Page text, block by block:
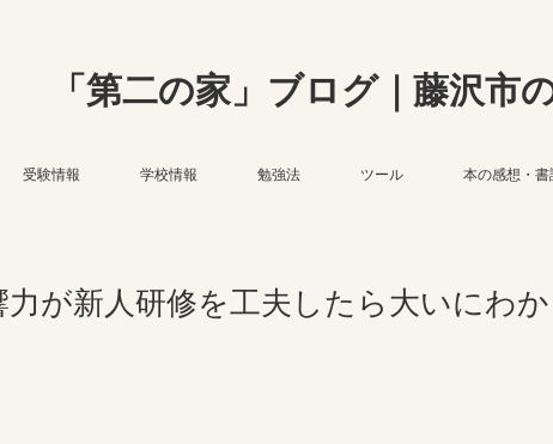
「第二の家」ブログ｜藤沢市
受験情報 学校情報 勉強法 ツール 本の感想・書
力が新人研修を工夫したら大いにわ